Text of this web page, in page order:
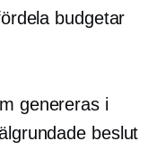
budgetar
genereras i
beslut